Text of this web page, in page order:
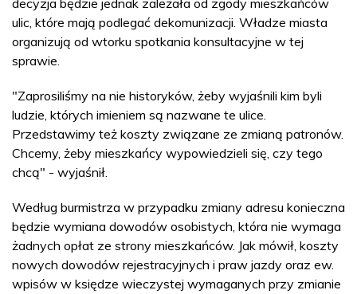
decyzja będzie jednak zależała od zgody mieszkańców
ulic, które mają podlegać dekomunizacji. Władze miasta
organizują od wtorku spotkania konsultacyjne w tej
sprawie.
"Zaprosiliśmy na nie historyków, żeby wyjaśnili kim byli
ludzie, których imieniem są nazwane te ulice.
Przedstawimy też koszty związane ze zmianą patronów.
Chcemy, żeby mieszkańcy wypowiedzieli się, czy tego
chcą" - wyjaśnił.
Według burmistrza w przypadku zmiany adresu konieczna
będzie wymiana dowodów osobistych, która nie wymaga
żadnych opłat ze strony mieszkańców. Jak mówił, koszty
nowych dowodów rejestracyjnych i praw jazdy oraz ew.
wpisów w księdze wieczystej wymaganych przy zmianie